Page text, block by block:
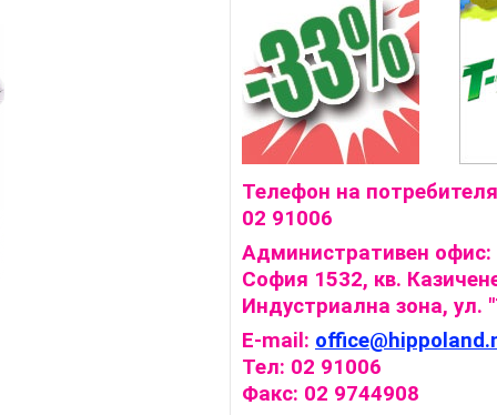
Телефон на
02 91006
Административен офис:
София 1532, кв.
Индустриална зона, ул.
E-mail:
Тел: 02 91006
Факс: 02 9744908